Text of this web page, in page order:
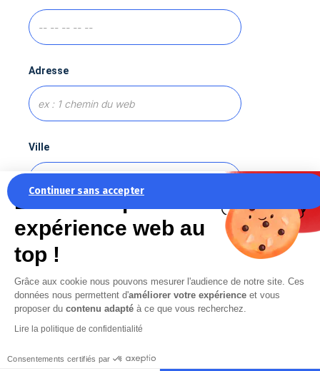
Continuer sans accepter
La recette pour une
expérience web au
top !
Grâce aux cookie nous pouvons mesurer l'audience de notre site. Ces
données nous permettent d'améliorer votre expérience et vous
proposer du contenu adapté à ce que vous recherchez.
Lire la politique de confidentialité
Consentements certifiés par
Adresse
Ville
Sujet
Message *